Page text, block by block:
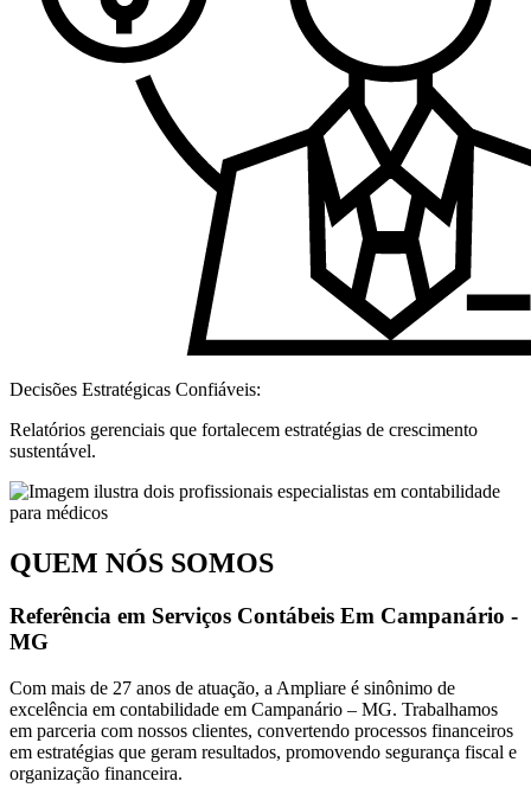
Decisões Estratégicas Confiáveis:
Relatórios gerenciais que fortalecem estratégias de crescimento
sustentável.
QUEM NÓS SOMOS
Referência em Serviços Contábeis Em Campanário -
MG
Com mais de 27 anos de atuação, a Ampliare é sinônimo de
excelência em contabilidade em Campanário – MG. Trabalhamos
em parceria com nossos clientes, convertendo processos financeiros
em estratégias que geram resultados, promovendo segurança fiscal e
organização financeira.